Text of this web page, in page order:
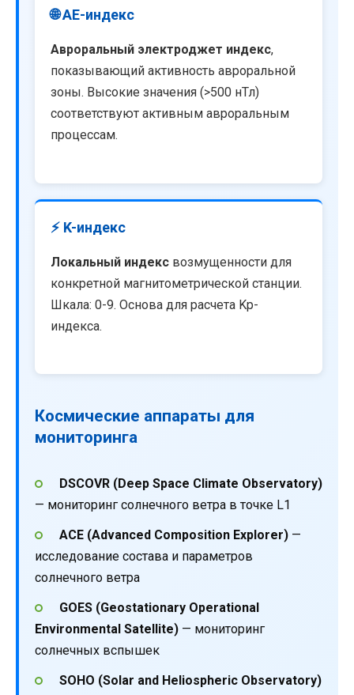
🌐 AE-индекс
Авроральный электроджет индекс,
показывающий активность авроральной
зоны. Высокие значения (>500 нТл)
соответствуют активным авроральным
процессам.
⚡ K-индекс
Локальный индекс возмущенности для
конкретной магнитометрической станции.
Шкала: 0-9. Основа для расчета Kp-
индекса.
Космические аппараты для
мониторинга
DSCOVR (Deep Space Climate Observatory)
— мониторинг солнечного ветра в точке L1
ACE (Advanced Composition Explorer)—
исследование состава и параметров
солнечного ветра
GOES (Geostationary Operational
Environmental Satellite) — мониторинг
солнечных вспышек
SOHO (Solar and Heliospheric Observatory)